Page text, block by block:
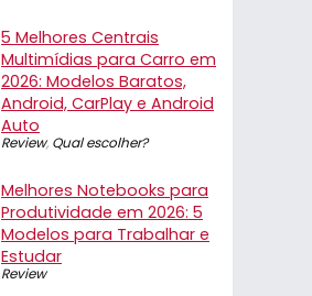
5 Melhores Centrais
Multimídias para Carro em
2026: Modelos Baratos,
Android, CarPlay e Android
Auto
Review, Qual escolher?
Melhores Notebooks para
Produtividade em 2026: 5
Modelos para Trabalhar e
Estudar
Review